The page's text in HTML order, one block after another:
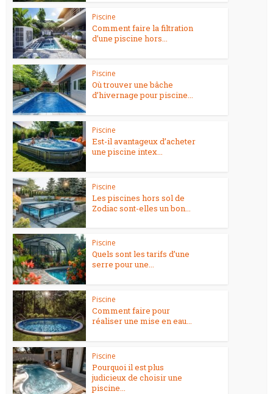
Piscine
Comment faire la filtration
d’une piscine hors...
Piscine
Où trouver une bâche
d’hivernage pour piscine...
Piscine
Est-il avantageux d’acheter
une piscine intex...
Piscine
Les piscines hors sol de
Zodiac sont-elles un bon...
Piscine
Quels sont les tarifs d’une
serre pour une...
Piscine
Comment faire pour
réaliser une mise en eau...
Piscine
Pourquoi il est plus
judicieux de choisir une
piscine...